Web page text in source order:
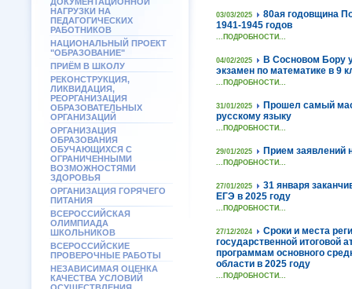
НАГРУЗКИ НА
ПЕДАГОГИЧЕСКИХ
РАБОТНИКОВ
НАЦИОНАЛЬНЫЙ ПРОЕКТ
"ОБРАЗОВАНИЕ"
ПРИЁМ В ШКОЛУ
РЕКОНСТРУКЦИЯ,
ЛИКВИДАЦИЯ,
РЕОРГАНИЗАЦИЯ
ОБРАЗОВАТЕЛЬНЫХ
ОРГАНИЗАЦИЙ
ОРГАНИЗАЦИЯ
ОБРАЗОВАНИЯ
ОБУЧАЮЩИХСЯ С
ОГРАНИЧЕННЫМИ
ВОЗМОЖНОСТЯМИ
ЗДОРОВЬЯ
ОРГАНИЗАЦИЯ ГОРЯЧЕГО
ПИТАНИЯ
ВСЕРОССИЙСКАЯ
ОЛИМПИАДА
ШКОЛЬНИКОВ
ВСЕРОССИЙСКИЕ
ПРОВЕРОЧНЫЕ РАБОТЫ
НЕЗАВИСИМАЯ ОЦЕНКА
КАЧЕСТВА УСЛОВИЙ
03/03/2025
80ая годовщина
1941-1945 годов
...ПОДРОБНОСТИ...
04/02/2025
В Сосновом Бору
экзамен по математике в 9
...ПОДРОБНОСТИ...
31/01/2025
Прошел самый
русскому языку
...ПОДРОБНОСТИ...
29/01/2025 Прием заявлений
...ПОДРОБНОСТИ...
27/01/2025
31 января
ЕГЭ в 2025 году
...ПОДРОБНОСТИ...
27/12/2024
Сроки и места
государственной итоговой
программам основного
области в 2025 году
...ПОДРОБНОСТИ...